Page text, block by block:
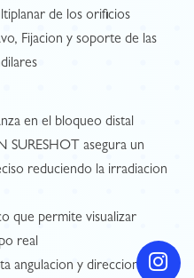
de los orificios
Fijacion y soporte de las
en el bloqueo distal
SURESHOT asegura un
reduciendo la irradiacion
que permite visualizar
real
angulacion y direccion del